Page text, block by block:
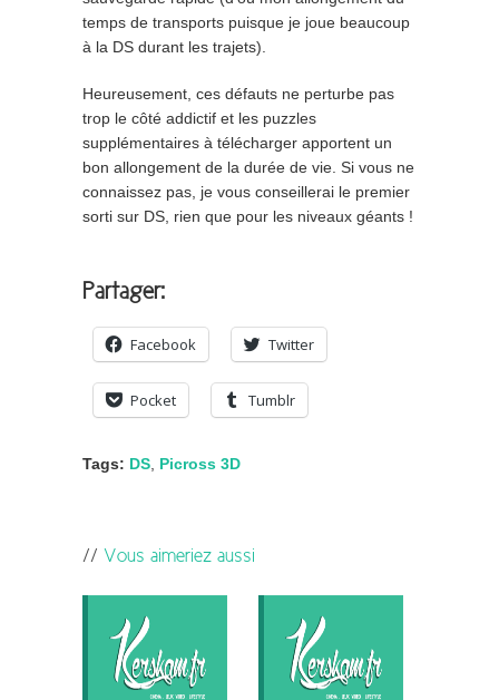
temps de transports puisque je joue beaucoup
à la DS durant les trajets).
Heureusement, ces défauts ne perturbe pas
trop le côté addictif et les puzzles
supplémentaires à télécharger apportent un
bon allongement de la durée de vie. Si vous ne
connaissez pas, je vous conseillerai le premier
sorti sur DS, rien que pour les niveaux géants !
Partager:
Facebook Twitter
Pocket Tumblr
Tags: DS, Picross 3D
Vous aimeriez aussi